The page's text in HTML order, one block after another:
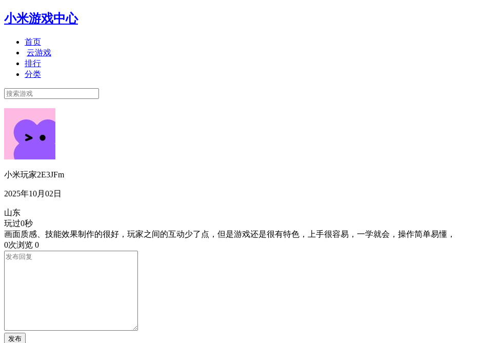
小米游戏中心
首页
云游戏
排行
分类
小米玩家2E3JFm
2025年10月02日
山东
玩过0秒
画面质感、技能效果制作的很好，玩家之间的互动少了点，但是游戏还是很有特色，上手很容易，一学就会，操作简单易懂，
0次浏览 0
发布